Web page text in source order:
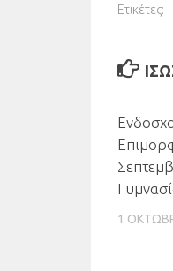
Ετικέτες:
1